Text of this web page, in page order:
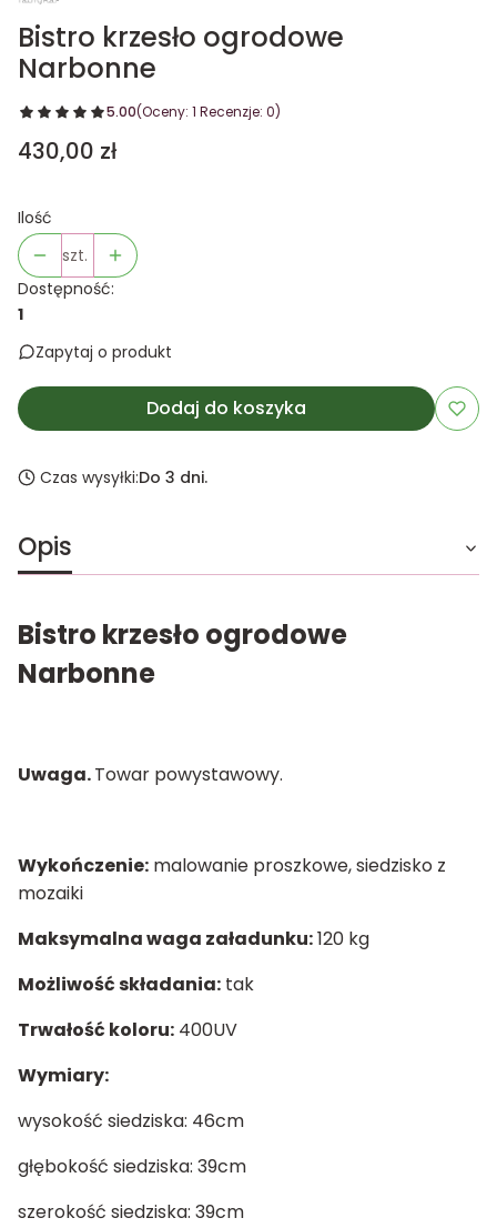
Bistro krzesło ogrodowe
Narbonne
5.00(Oceny: 1 Recenzje: 0)
Cena
430,00 zł
Ilość
szt.
Dostępność:
1
Zapytaj o produkt
Dodaj do koszyka
Czas wysyłki:Do 3 dni.
Opis
Bistro krzesło ogrodowe
Narbonne
Uwaga.Towar powystawowy.
Wykończenie: malowanie proszkowe, siedzisko z
mozaiki
Maksymalna waga załadunku:120 kg
Możliwość składania: tak
Trwałość koloru: 400UV
Wymiary:
wysokość siedziska: 46cm
głębokość siedziska: 39cm
szerokość siedziska: 39cm